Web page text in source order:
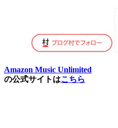
Amazon Music Unlimited
の公式サイトはこちら